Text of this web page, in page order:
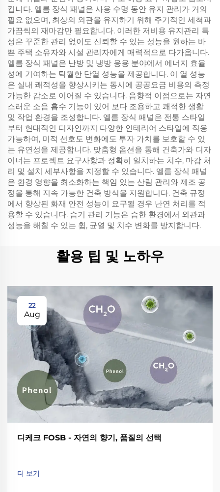
킵니다. 엘름 장식 패널은 사용 수명 동안 유지 관리가 거의
필요 없으며, 최상의 외관을 유지하기 위해 주기적인 세척과
가끔씩의 재마감만 필요합니다. 이러한 저비용 유지관리 특
성은 꾸준한 관리 없이도 신뢰할 수 있는 성능을 원하는 바
쁜 주택 소유자와 시설 관리자에게 매력적으로 다가옵니다.
엘름 장식 패널은 난방 및 냉방 응용 분야에서 에너지 효율
성에 기여하는 탁월한 단열 성능을 제공합니다. 이 열 성능
은 실내 쾌적성을 향상시키는 동시에 공공요금 비용의 측정
가능한 감소로 이어질 수 있습니다. 음향적 이점으로는 자연
스러운 소음 흡수 기능이 있어 보다 조용하고 쾌적한 생활
및 작업 환경을 조성합니다. 엘름 장식 패널은 전통 스타일
부터 현대적인 디자인까지 다양한 인테리어 스타일에 적응
가능하여, 미적 선호도 변화에도 투자 가치를 보호할 수 있
는 유연성을 제공합니다. 맞춤형 옵션을 통해 건축가와 디자
이너는 프로젝트 요구사항과 정확히 일치하는 치수, 마감 처
리 및 설치 세부사항을 지정할 수 있습니다. 엘름 장식 패널
은 환경 영향을 최소화하는 책임 있는 산림 관리와 제조 공
정을 통해 지속 가능한 건축 방식을 지원합니다. 건축 규정
에서 향상된 화재 안전 성능이 요구될 경우 난연 처리를 적
용할 수 있습니다. 습기 관리 기능은 습한 환경에서 외관과
성능을 해칠 수 있는 휨, 균열 및 치수 변화를 방지합니다.
활용 팁 및 노하우
22
Aug
디케크 FOSB - 자연의 향기, 품질의 선택
더 보기